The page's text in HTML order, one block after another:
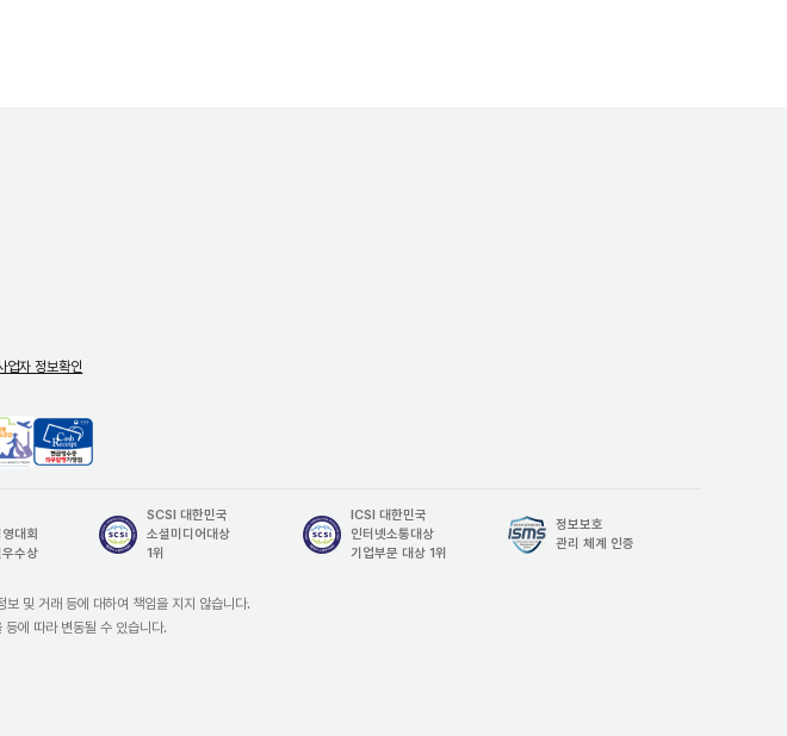
업자 정보확인
현
금
의
발
행
대회
수상
SCSI 대한민국
소셜미디어대상
1위
ICSI 대한민국
인터넷소통대상
기업부문 대상 1위
정보보호
관리 체계 인증
및 거래 등에 대하여 책임을 지지 않습니다.
에 따라 변동될 수 있습니다.